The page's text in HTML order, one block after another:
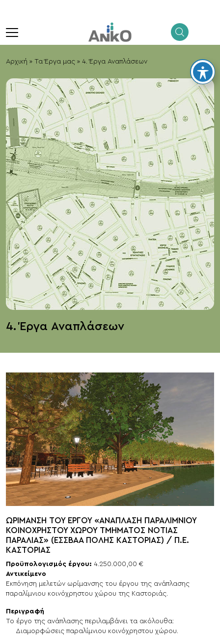
menu
Αρχική » Τα Έργα μας » 4. Έργα Αναπλάσεων
4. Έργα Αναπλάσεων
ΩΡΙΜΑΝΣΗ ΤΟΥ ΕΡΓΟΥ «ΑΝΑΠΛΑΣΗ ΠΑΡΑΛΙΜΝΙΟΥ
ΚΟΙΝΟΧΡΗΣΤΟΥ ΧΩΡΟΥ ΤΜΗΜΑΤΟΣ ΝΟΤΙΑΣ
ΠΑΡΑΛΙΑΣ» (ΕΣΣΒΑΑ ΠΟΛΗΣ ΚΑΣΤΟΡΙΑΣ) / Π.Ε.
ΚΑΣΤΟΡΙΑΣ
Προϋπολογισμός έργου: 4.250.000,00 €
Αντικείμενο
Εκπόνηση μελετών ωρίμανσης του έργου της ανάπλασης
παραλίμνιου κοινόχρηστου χώρου της Καστοριάς.
Περιγραφή
Το έργο της ανάπλασης περιλαμβάνει τα ακόλουθα:
Διαμορφώσεις παραλίμνιου κοινόχρηστου χώρου.